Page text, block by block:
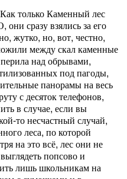
только Каменный лес
сразу взялись за его
жутко, но, вот, честно,
между скал каменные
над обрывами,
под пагоды,
панорамы на весь
с десяток телефонов,
в случае, если вы
то несчастный случай,
леса, по которой
на это всё, лес они не
попсово и
лишь школьникам на